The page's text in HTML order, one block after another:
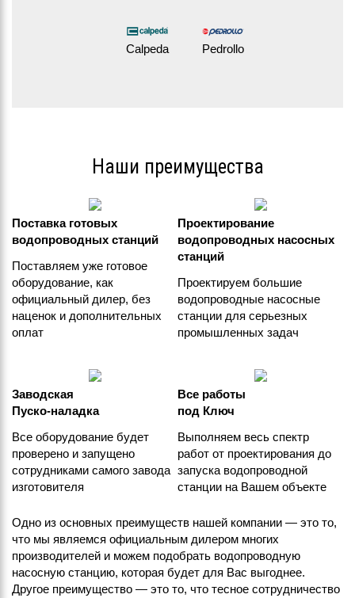
Calpeda Pedrollo
Наши преимущества
Поставка готовых
водопроводных станций
Поставляем уже готовое
оборудование, как
официальный дилер, без
наценок и дополнительных
оплат
Проектирование
водопроводных насосных
станций
Проектируем большие
водопроводные насосные
станции для серьезных
промышленных задач
Заводская
Пуско-наладка
Все оборудование будет
проверено и запущено
сотрудниками самого завода
изготовителя
Все работы
под Ключ
Выполняем весь спектр
работ от проектирования до
запуска водопроводной
станции на Вашем объекте
Одно из основных преимуществ нашей компании — это то,
что мы являемся официальным дилером многих
производителей и можем подобрать водопроводную
насосную станцию, которая будет для Вас выгоднее.
Другое преимущество — это то, что тесное сотрудничество